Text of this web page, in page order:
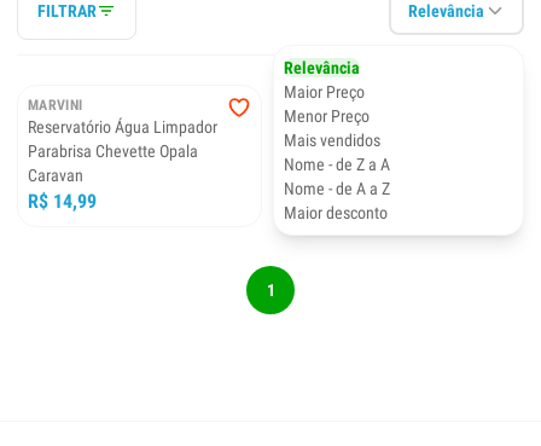
FILTRAR Relevância
Relevância
Maior Preço
Menor Preço
Mais vendidos
Nome - de Z a A
Nome - de A a Z
Maior desconto
MARVINI
Reservatório Água Limpador
Parabrisa Chevette Opala
Caravan
R$ 14,99
1